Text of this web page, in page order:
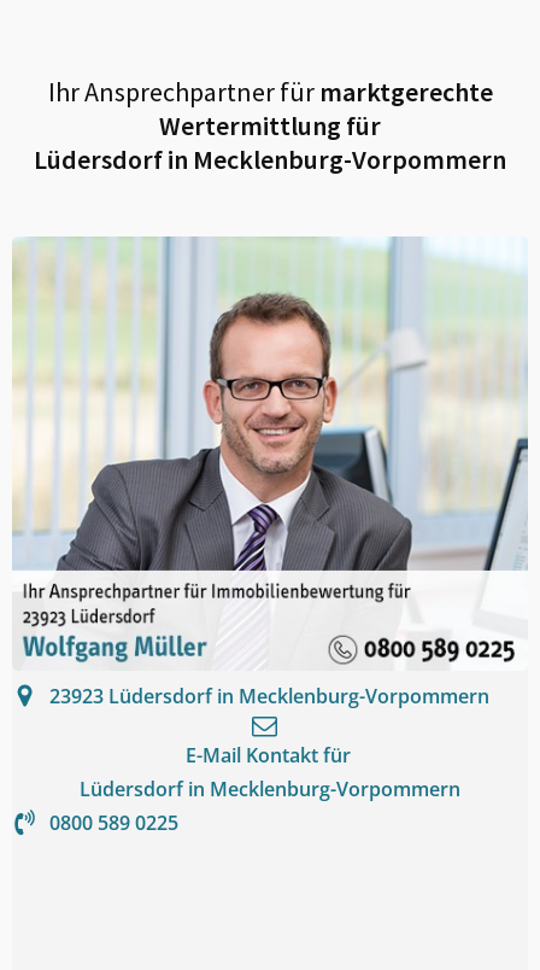
Ihr Ansprechpartner fürmarktgerechte
Wertermittlung für
Lüdersdorf in Mecklenburg-Vorpommern
23923 Lüdersdorf in Mecklenburg-Vorpommern
E-Mail Kontakt für
Lüdersdorf in Mecklenburg-Vorpommern
0800 589 0225